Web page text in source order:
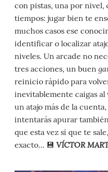
con pistas, una por nivel,
tiempos: jugar bien te
muchos casos ese
identificar o localizar
niveles. Un arcade no
tres acciones, un buen
reinicio rápido para
inevitablemente caigas
un atajo más de la
intentarás apurar
que esta vez sí que te
exacto… 💾 VÍCTOR